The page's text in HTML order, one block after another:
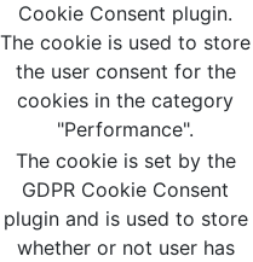
Cookie Consent plugin.
The cookie is used to store
the user consent for the
cookies in the category
"Performance".
The cookie is set by the
GDPR Cookie Consent
plugin and is used to store
whether or not user has